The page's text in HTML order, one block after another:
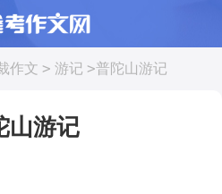
作文 > 游记 >普陀山游记
山游记